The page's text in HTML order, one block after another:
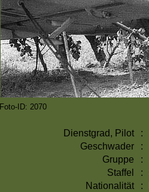
Foto-ID: 2070
Dienstgrad, Pilot :
Geschwader :
Gruppe :
Staffel :
Nationalität :